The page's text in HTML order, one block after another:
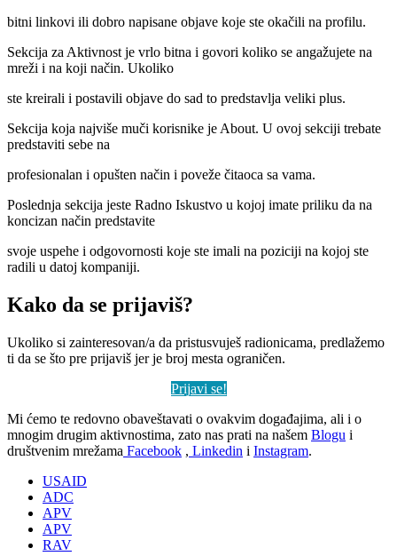
bitni linkovi ili dobro napisane objave koje ste okačili na profilu.
Sekcija za Aktivnost je vrlo bitna i govori koliko se angažujete na
mreži i na koji način. Ukoliko
ste kreirali i postavili objave do sad to predstavlja veliki plus.
Sekcija koja najviše muči korisnike je About. U ovoj sekciji trebate
predstaviti sebe na
profesionalan i opušten način i poveže čitaoca sa vama.
Poslednja sekcija jeste Radno Iskustvo u kojoj imate priliku da na
koncizan način predstavite
svoje uspehe i odgovornosti koje ste imali na poziciji na kojoj ste
radili u datoj kompaniji.
Kako da se prijaviš?
Ukoliko si zainteresovan/a da pristusvuješ radionicama, predlažemo
ti da se što pre prijaviš jer je broj mesta ograničen.
Prijavi se!
Mi ćemo te redovno obaveštavati o ovakvim događajima, ali i o
mnogim drugim aktivnostima, zato nas prati na našem Blogu i
društvenim mrežama Facebook , Linkedin i Instagram.
USAID
ADC
APV
APV
RAV